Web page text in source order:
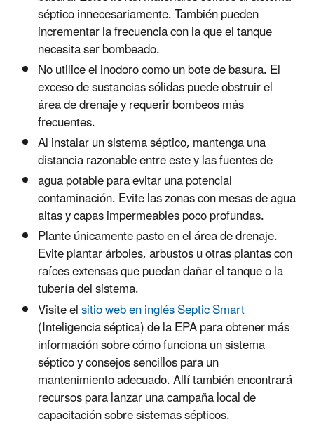
séptico innecesariamente. También pueden
incrementar la frecuencia con la que el tanque
necesita ser bombeado.
No utilice el inodoro como un bote de basura. El
exceso de sustancias sólidas puede obstruir el
área de drenaje y requerir bombeos más
frecuentes.
Al instalar un sistema séptico, mantenga una
distancia razonable entre este y las fuentes de
agua potable para evitar una potencial
contaminación. Evite las zonas con mesas de agua
altas y capas impermeables poco profundas.
Plante únicamente pasto en el área de drenaje.
Evite plantar árboles, arbustos u otras plantas con
raíces extensas que puedan dañar el tanque o la
tubería del sistema.
Visite elsitio web en inglés Septic Smart
(Inteligencia séptica) de la EPA para obtener más
información sobre cómo funciona un sistema
séptico y consejos sencillos para un
mantenimiento adecuado. Allí también encontrará
recursos para lanzar una campaña local de
capacitación sobre sistemas sépticos.